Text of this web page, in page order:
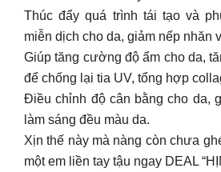
Thúc đẩy quá trình tái tạo và
miễn dịch cho da, giảm nếp nhăn
Giúp tăng cường độ ẩm cho da,
để chống lại tia UV, tổng hợp
Điều chỉnh độ cân bằng cho da,
làm sáng đều màu da.
Xịn thế này mà nàng còn chưa
một em liền tay tậu ngay DEAL